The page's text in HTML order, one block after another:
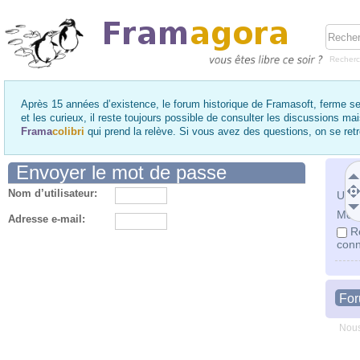
Après 15 années d’existence, le forum historique de Framasoft, ferme
et les curieux, il reste toujours possible de consulter les discussions
Framacolibri qui prend la relève. Si vous avez des questions, on se
Mot
Envoyer le mot de passe
Nom d’utilisateur:
Adresse e-mail: